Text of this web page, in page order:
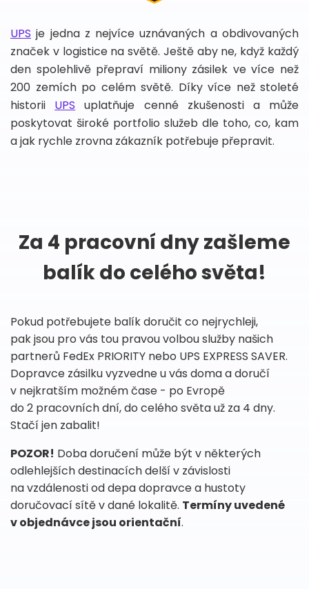
UPS je jedna z nejvíce uznávaných a obdivovaných
značek v logistice na světě. Ještě aby ne, když každý
den spolehlivě přepraví miliony zásilek ve více než
200 zemích po celém světě. Díky více než stoleté
historii UPS uplatňuje cenné zkušenosti a může
poskytovat široké portfolio služeb dle toho, co, kam
a jak rychle zrovna zákazník potřebuje přepravit.
Za 4 pracovní dny zašleme
balík do celého světa!
Pokud potřebujete balík doručit co nejrychleji,
pak jsou pro vás tou pravou volbou služby našich
partnerů FedEx PRIORITY nebo UPS EXPRESS SAVER.
Dopravce zásilku vyzvedne u vás doma a doručí
v nejkratším možném čase - po Evropě
do 2 pracovních dní, do celého světa už za 4 dny.
Stačí jen zabalit!
POZOR! Doba doručení může být v některých
odlehlejších destinacích delší v závislosti
na vzdálenosti od depa dopravce a hustoty
doručovací sítě v dané lokalitě. Termíny uvedené
v objednávce jsou orientační.